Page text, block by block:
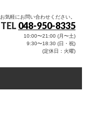
お気軽にお問い合わせください。
TEL 048-950-8335
10:00〜21:00 (月〜土)
9:30〜18:30 (日・祝)
(定休日：火曜)